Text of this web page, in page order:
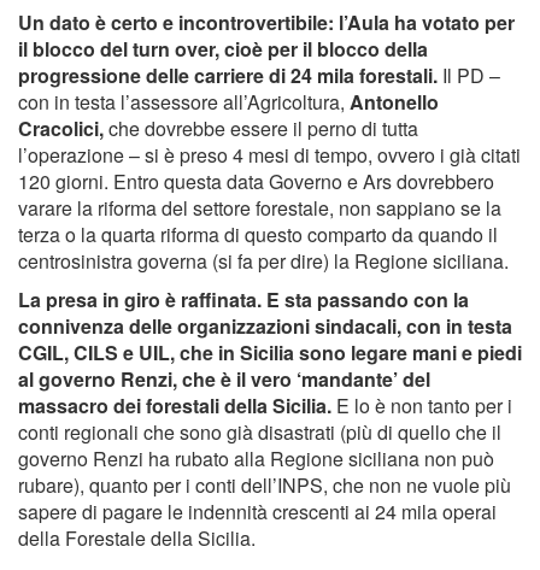
Un dato è certo e incontrovertibile: l’Aula ha votato per
il blocco del turn over, cioè per il blocco della
progressione delle carriere di 24 mila forestali. Il PD –
con in testa l’assessore all’Agricoltura, Antonello
Cracolici,che dovrebbe essere il perno di tutta
l’operazione – si è preso 4 mesi di tempo, ovvero i già citati
120 giorni. Entro questa data Governo e Ars dovrebbero
varare la riforma del settore forestale, non sappiano se la
terza o la quarta riforma di questo comparto da quando il
centrosinistra governa (si fa per dire) la Regione siciliana.
La presa in giro è raffinata. E sta passando con la
connivenza delle organizzazioni sindacali, con in testa
CGIL, CILS e UIL, che in Sicilia sono legare mani e piedi
al governo Renzi, che è il vero ‘mandante’ del
massacro dei forestali della Sicilia. E lo è non tanto per i
conti regionali che sono già disastrati (più di quello che il
governo Renzi ha rubato alla Regione siciliana non può
rubare), quanto per i conti dell’INPS, che non ne vuole più
sapere di pagare le indennità crescenti ai 24 mila operai
della Forestale della Sicilia.